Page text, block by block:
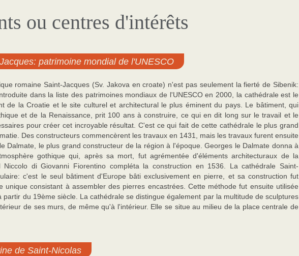
ou centres d'intérêts
patrimoine mondial de l'UNESCO
romaine Saint-Jacques (Sv. Jakova en croate) n'est pas seulement la fierté de Sibenik:
dans la liste des patrimoines mondiaux de l'UNESCO en 2000, la cathédrale est le
de la Croatie et le site culturel et architectural le plus éminent du pays. Le bâtiment, qui
et de la Renaissance, prit 100 ans à construire, ce qui en dit long sur le travail et le
pour créer cet incroyable résultat. C'est ce qui fait de cette cathédrale le plus grand
Des constructeurs commencèrent les travaux en 1431, mais les travaux furent ensuite
Dalmate, le plus grand constructeur de la région à l'époque. Georges le Dalmate donna à
gothique qui, après sa mort, fut agrémentée d'éléments architecturaux de la
Niccolo di Giovanni Fiorentino compléta la construction en 1536. La cathédrale Saint-
c'est le seul bâtiment d'Europe bâti exclusivement en pierre, et sa construction fut
unique consistant à assembler des pierres encastrées. Cette méthode fut ensuite utilisée
partir du 19ème siècle. La cathédrale se distingue également par la multitude de sculptures
de ses murs, de même qu'à l'intérieur. Elle se situe au milieu de la place centrale de
de Saint-Nicolas